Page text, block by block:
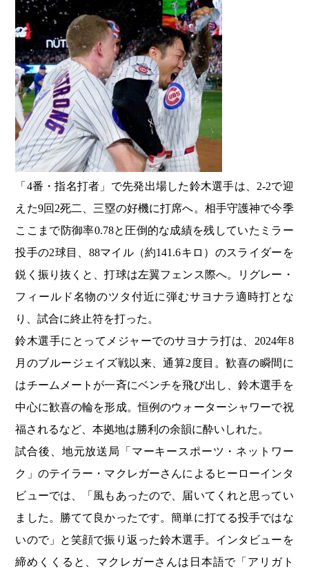
「4番・指名打者」で先発出場した鈴木選手は、2-2で迎
えた9回2死二、三塁の好機に打席へ。相手守護神で今季
ここまで防御率0.78と圧倒的な成績を残していたミラー
投手の2球目、88マイル（約141.6キロ）のスライダーを
鋭く振り抜くと、打球は左翼フェンス際へ。リグレー・
フィールド名物のツタ付近に弾むサヨナラ適時打とな
り、試合に終止符を打った。
鈴木選手にとってメジャーでのサヨナラ打は、2024年8
月のブルージェイズ戦以来、通算2度目。歓喜の瞬間に
はチームメートが一斉にベンチを飛び出し、鈴木選手を
中心に歓喜の輪を形成。恒例のウォーターシャワーで祝
福されるなど、本拠地は勝利の余韻に酔いしれた。
試合後、地元放送局「マーキースポーツ・ネットワー
ク」のテイラー・マクレガーさんによるヒーローインタ
ビューでは、「風もあったので、届いてくれと思ってい
ました。勝てて良かったです。簡単に打てる投手ではな
いので」と笑顔で振り返った鈴木選手。インタビューを
締めくくると、マクレガーさんは日本語で「アリガト